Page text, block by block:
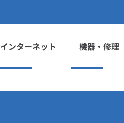
インターネット 機器・修理